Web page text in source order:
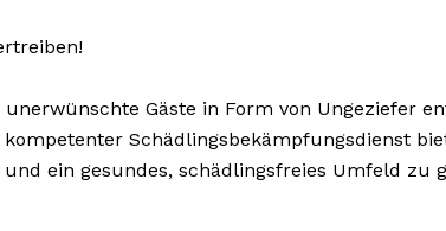
Gäste in Form von Ungeziefer
Schädlingsbekämpfungsdienst
ein gesundes, schädlingsfreies Umfeld zu